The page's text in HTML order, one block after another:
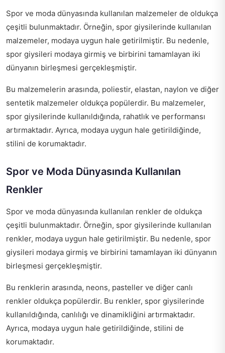
Spor ve moda dünyasında kullanılan malzemeler de oldukça
çeşitli bulunmaktadır. Örneğin, spor giysilerinde kullanılan
malzemeler, modaya uygun hale getirilmiştir. Bu nedenle,
spor giysileri modaya girmiş ve birbirini tamamlayan iki
dünyanın birleşmesi gerçekleşmiştir.
Bu malzemelerin arasında, poliestir, elastan, naylon ve diğer
sentetik malzemeler oldukça popülerdir. Bu malzemeler,
spor giysilerinde kullanıldığında, rahatlık ve performansı
artırmaktadır. Ayrıca, modaya uygun hale getirildiğinde,
stilini de korumaktadır.
Spor ve Moda Dünyasında Kullanılan
Renkler
Spor ve moda dünyasında kullanılan renkler de oldukça
çeşitli bulunmaktadır. Örneğin, spor giysilerinde kullanılan
renkler, modaya uygun hale getirilmiştir. Bu nedenle, spor
giysileri modaya girmiş ve birbirini tamamlayan iki dünyanın
birleşmesi gerçekleşmiştir.
Bu renklerin arasında, neons, pasteller ve diğer canlı
renkler oldukça popülerdir. Bu renkler, spor giysilerinde
kullanıldığında, canlılığı ve dinamikliğini artırmaktadır.
Ayrıca, modaya uygun hale getirildiğinde, stilini de
korumaktadır.